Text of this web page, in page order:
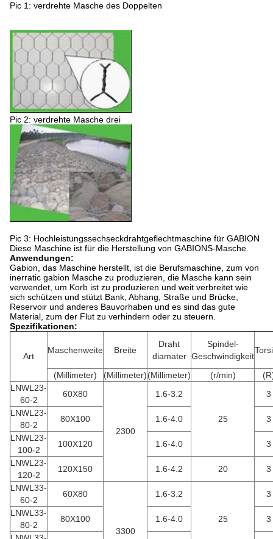
Pic 1: verdrehte Masche des Doppelten
Pic 2: verdrehte Masche drei
Pic 3: Hochleistungssechseckdrahtgeflechtmaschine für GABION
Diese Maschine ist für die Herstellung von GABIONS-Masche.
Anwendungen:
Gabion, das Maschine herstellt, ist die Berufsmaschine, zum von
inerratic gabion Masche zu produzieren, die Masche kann sein
verwendet, um Korb ist zu produzieren und weit verbreitet wie
sich schützen und stützt Bank, Abhang, Straße und Brücke,
Reservoir und anderes Bauvorhaben und es sind das gute
Material, zum der Flut zu verhindern oder zu steuern.
Spezifikationen:
Art
Maschenweite Breite
Draht
diamater
Spindel-
Geschwindigkeit
(Millimeter) (Millimeter)(Millimeter) (r/min)
LNWL23-
60-2
60X80
2300
1.6-3.2
25
3
LNWL23-
80-2
80X100 1.6-4.0
3
LNWL23-
100-2
100X120 1.6-4.0
3
LNWL23-
120-2
120X150 1.6-4.2 20
3
LNWL33-
60-2
60X80
3300
1.6-3.2
25
3
LNWL33-
80-2
80X100 1.6-4.0
3